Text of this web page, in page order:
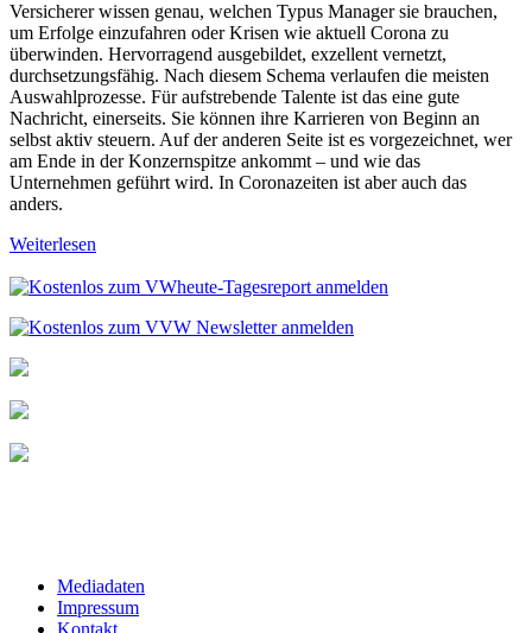
Versicherer wissen genau, welchen Typus Manager sie brauchen,
um Erfolge einzufahren oder Krisen wie aktuell Corona zu
überwinden. Hervorragend ausgebildet, exzellent vernetzt,
durchsetzungsfähig. Nach diesem Schema verlaufen die meisten
Auswahlprozesse. Für aufstrebende Talente ist das eine gute
Nachricht, einerseits. Sie können ihre Karrieren von Beginn an
selbst aktiv steuern. Auf der anderen Seite ist es vorgezeichnet, wer
am Ende in der Konzernspitze ankommt – und wie das
Unternehmen geführt wird. In Coronazeiten ist aber auch das
anders.
Weiterlesen
Mediadaten
Impressum